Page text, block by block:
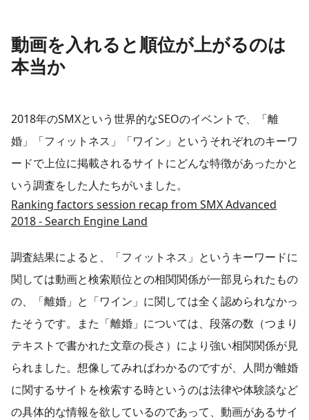
動画を入れると順位が上がるのは
本当か
2018年のSMXという世界的なSEOのイベントで、「離
婚」「フィットネス」「ワイン」というそれぞれのキーワ
ードで上位に掲載されるサイトにどんな特徴があったかと
いう調査をした人たちがいました。
Ranking factors session recap from SMX Advanced
2018 - Search Engine Land
調査結果によると、「フィットネス」というキーワードに
関しては動画と検索順位との相関関係が一部見られたもの
の、「離婚」と「ワイン」に関しては全く認められなかっ
たそうです。また「離婚」については、段落の数（つまり
テキストで書かれた文章の長さ）により強い相関関係が見
られました。想像してみればわかるのですが、人間が離婚
に関するサイトを検索する時というのは法律や体験談など
の具体的な情報を欲しているのであって、動画があるサイ